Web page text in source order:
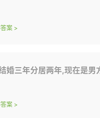
案 >
年分居两年,现在是男方提出离婚,我想离婚,可是我觉得他要离婚耽搁我这
案 >